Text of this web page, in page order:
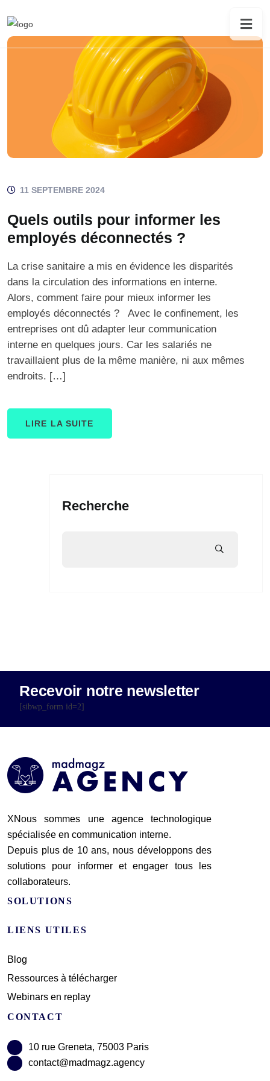
11 SEPTEMBRE 2024
Quels outils pour informer les
employés déconnectés ?
La crise sanitaire a mis en évidence les disparités
dans la circulation des informations en interne.
Alors, comment faire pour mieux informer les
employés déconnectés ? Avec le confinement, les
entreprises ont dû adapter leur communication
interne en quelques jours. Car les salariés ne
travaillaient plus de la même manière, ni aux mêmes
endroits. […]
LIRE LA SUITE
Recherche
Recevoir notre newsletter
[sibwp_form id=2]
XNous sommes une agence technologique
spécialisée en communication interne.
Depuis plus de 10 ans, nous développons des
solutions pour informer et engager tous les
collaborateurs.
SOLUTIONS
LIENS UTILES
Blog
Ressources à télécharger
Webinars en replay
CONTACT
10 rue Greneta, 75003 Paris
contact@madmagz.agency